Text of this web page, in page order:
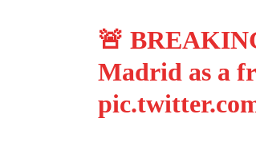
🚨
Madrid as a